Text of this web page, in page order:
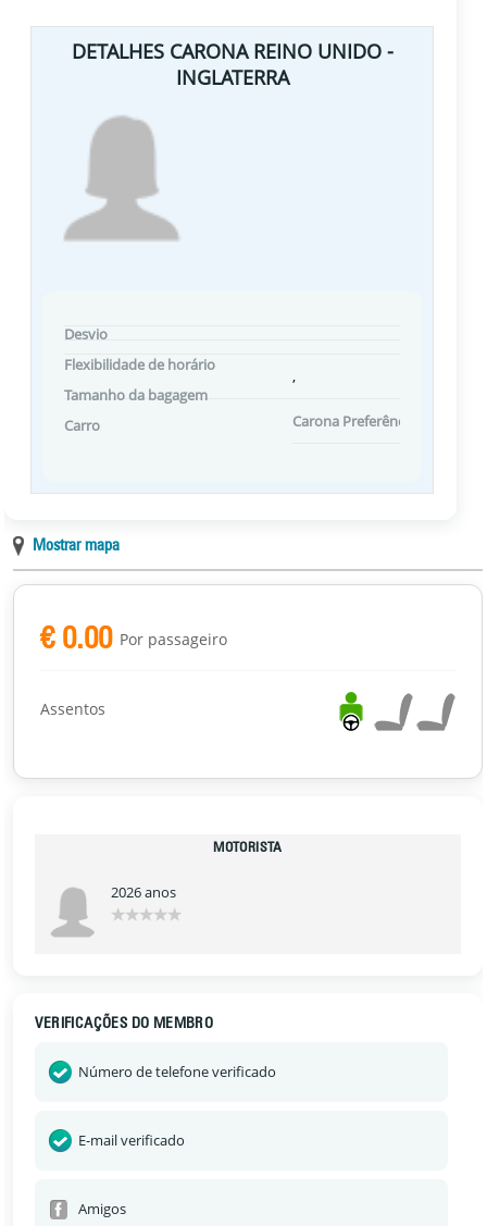
DETALHES CARONA REINO UNIDO -
INGLATERRA
Desvio
Flexibilidade de horário
Tamanho da bagagem
Carro
,
Carona Preferências
Mostrar mapa
€ 0.00 Por passageiro
Assentos
MOTORISTA
2026 anos
VERIFICAÇÕES DO MEMBRO
Número de telefone verificado
E-mail verificado
Amigos